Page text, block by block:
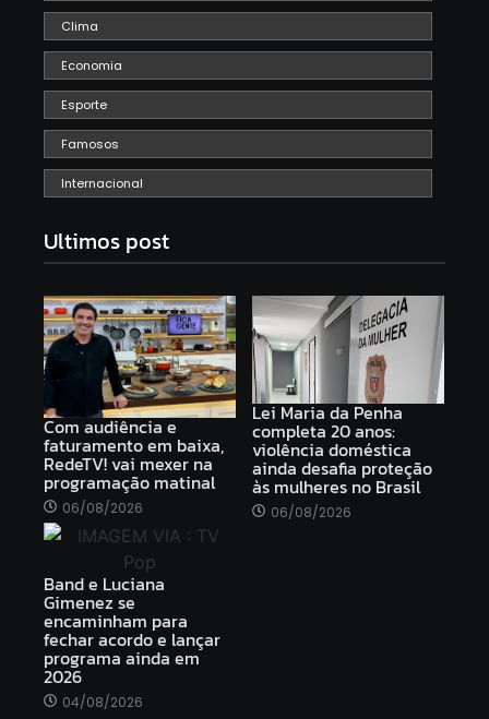
Clima
Economia
Esporte
Famosos
Internacional
Ultimos post
Com audiência e
faturamento em baixa,
RedeTV! vai mexer na
programação matinal
06/08/2026
Lei Maria da Penha
completa 20 anos:
violência doméstica
ainda desafia proteção
às mulheres no Brasil
06/08/2026
Band e Luciana
Gimenez se
encaminham para
fechar acordo e lançar
programa ainda em
2026
04/08/2026